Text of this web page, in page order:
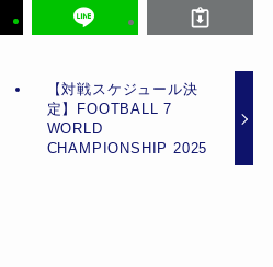
【対戦スケジュール決
定】FOOTBALL 7
WORLD
CHAMPIONSHIP 2025